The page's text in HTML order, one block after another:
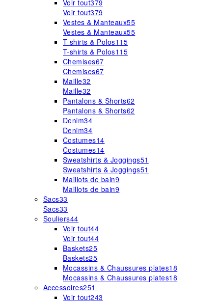
Voir tout379
Voir tout379
Vestes & Manteaux55
Vestes & Manteaux55
T-shirts & Polos115
T-shirts & Polos115
Chemises67
Chemises67
Maille32
Maille32
Pantalons & Shorts62
Pantalons & Shorts62
Denim34
Denim34
Costumes14
Costumes14
Sweatshirts & Joggings51
Sweatshirts & Joggings51
Maillots de bain9
Maillots de bain9
Sacs33
Sacs33
Souliers44
Voir tout44
Voir tout44
Baskets25
Baskets25
Mocassins & Chaussures plates18
Mocassins & Chaussures plates18
Accessoires251
Voir tout243